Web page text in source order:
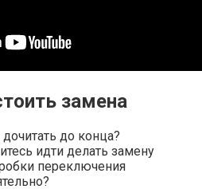
замена
до конца?
идти делать замену
переключения